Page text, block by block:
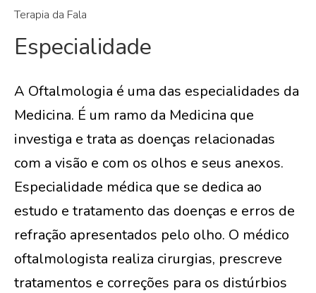
Terapia da Fala
Especialidade
A Oftalmologia é uma das especialidades da
Medicina. É um ramo da Medicina que
investiga e trata as doenças relacionadas
com a visão e com os olhos e seus anexos.
Especialidade médica que se dedica ao
estudo e tratamento das doenças e erros de
refração apresentados pelo olho. O médico
oftalmologista realiza cirurgias, prescreve
tratamentos e correções para os distúrbios